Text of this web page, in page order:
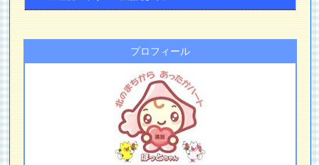
プロフィール